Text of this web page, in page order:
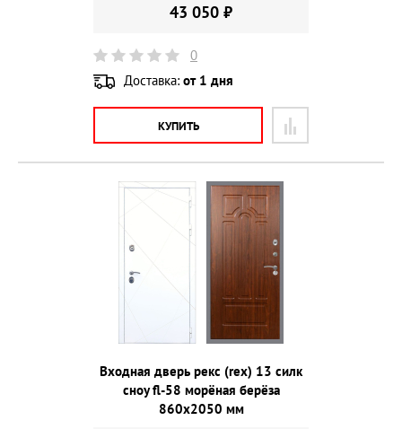
43 050 ₽
0
Доставка: от 1 дня
КУПИТЬ
Входная дверь рекс (rex) 13 силк
сноу fl-58 морёная берёза
860х2050 мм